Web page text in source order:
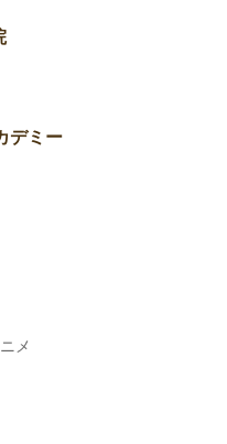
デミー
メ